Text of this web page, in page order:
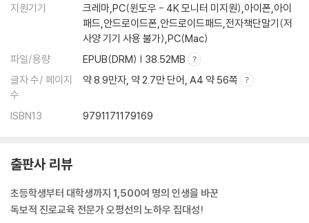
08 지식과 소통의 바다를 넓혀라
09 감정 결핍이 생기면 평생 허허하다
■ 자녀 교육 즉문즉답
부록1 부모의 반성문 쓰기
부록2 내 아이에게 전하는 편지
지원기기
크레마,PC(윈도우 - 4K 모니터 미지원),아이폰,아이
패드,안드로이드폰,안드로이드패드,전자책단말기(저
사양 기기 사용 불가),PC(Mac)
파일/용량
EPUB(DRM) | 38.52MB
글자 수/ 페이지
수
약 8.9만자, 약 2.7만 단어, A4 약 56쪽
ISBN13 9791171179169
출판사 리뷰
초등학생부터 대학생까지 1,500여 명의 인생을 바꾼
독보적 진로교육 전문가 오평선의 노하우 집대성!